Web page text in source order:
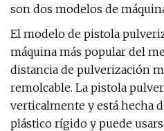
son dos modelos de
El modelo de pistola
máquina más popular del
distancia de pulverización
remolcable. La pistola
verticalmente y está hecha
plástico rígido y puede